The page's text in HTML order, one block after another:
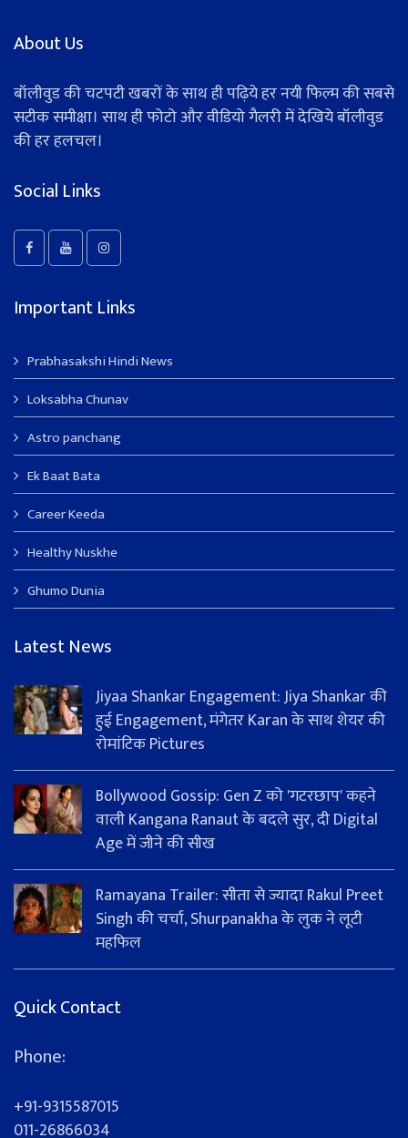
About Us
बॉलीवुड की चटपटी खबरों के साथ ही पढ़िये हर नयी फिल्म की सबसे
सटीक समीक्षा। साथ ही फोटो और वीडियो गैलरी में देखिये बॉलीवुड
की हर हलचल।
Social Links
Important Links
Prabhasakshi Hindi News
Loksabha Chunav
Astro panchang
Ek Baat Bata
Career Keeda
Healthy Nuskhe
Ghumo Dunia
Latest News
Jiyaa Shankar Engagement: Jiya Shankar की
हुई Engagement, मंगेतर Karan के साथ शेयर की
रोमांटिक Pictures
Bollywood Gossip: Gen Z को 'गटरछाप' कहने
वाली Kangana Ranaut के बदले सुर, दी Digital
Age में जीने की सीख
Ramayana Trailer: सीता से ज्यादा Rakul Preet
Singh की चर्चा, Shurpanakha के लुक ने लूटी
महफिल
Quick Contact
Phone:
+91-9315587015
011-26866034